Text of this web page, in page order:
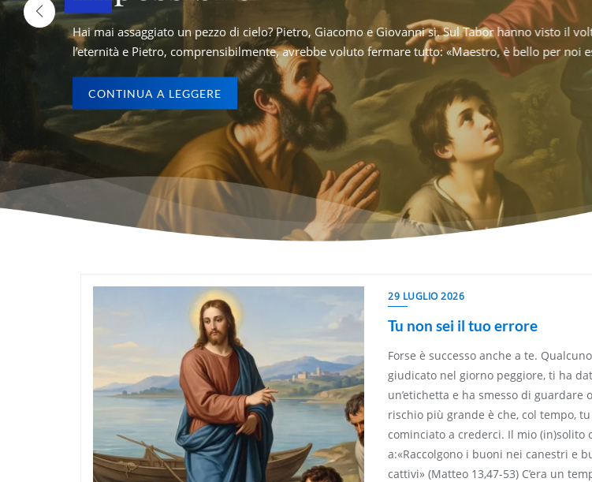
visto il volto di Gesù esplodere di luce, hanno sfiorato per un istante
bello per noi essere qui». Certo che era bello. il mio (in)solito [...]
Hai mai sentito parlare della “vita fotocopia”? È quella che scorre in silenzio, sempre
di vivere per limitarti a funzionare. Carlo Acutis lo aveva capito: nasciamo originali, ma
CONTINUA A LEGGERE
29 LUGLIO 2026
Tu non sei il tuo errore
Forse è successo anche a te.
giudicato nel giorno peggiore, ti ha
un’etichetta e ha smesso di guardare
rischio più grande è che, col tempo,
cominciato a crederci. Il mio (in)solito
a:«Raccolgono i buoni nei canestri e
cattivi» (Matteo 13,47-53) C’era un